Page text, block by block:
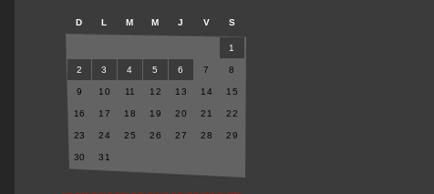
D L M M J V S
1
2 3 4 5 6 7 8
9 10 11 12 13 14 15
16 17 18 19 20 21 22
23 24 25 26 27 28 29
30 31